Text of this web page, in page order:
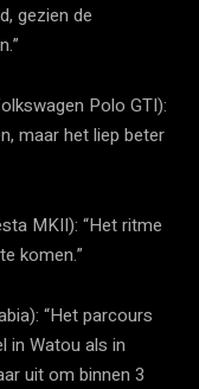
gezien de
Polo GTI):
maar het liep beter
MKII): “Het ritme
komen.”
“Het parcours
in Watou als in
uit om binnen 3